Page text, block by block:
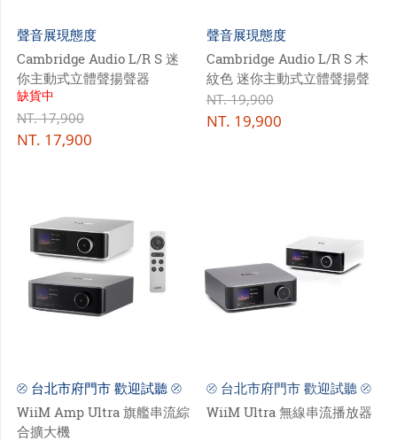
聲音展現態度
Cambridge Audio L/R S 迷
你主動式立體聲揚聲器
缺貨中
NT.17,900
NT. 17,900
聲音展現態度
Cambridge Audio L/R S 木
紋色 迷你主動式立體聲揚聲
器
NT.19,900
NT. 19,900
⦼ 台北市府門市 歡迎試聽 ⦼
WiiM Amp Ultra 旗艦串流綜
合擴大機
⦼ 台北市府門市 歡迎試聽 ⦼
WiiM Ultra 無線串流播放器